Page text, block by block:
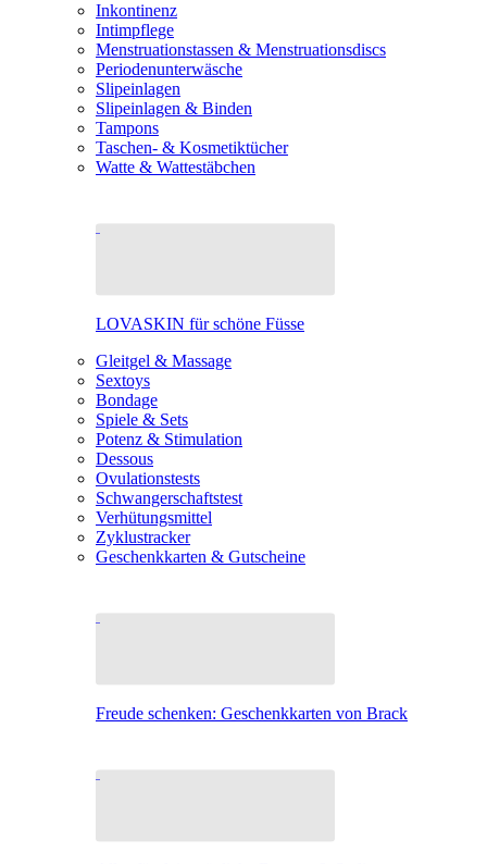
Inkontinenz
Intimpflege
Menstruationstassen & Menstruationsdiscs
Periodenunterwäsche
Slipeinlagen
Slipeinlagen & Binden
Tampons
Taschen- & Kosmetiktücher
Watte & Wattestäbchen
LOVASKIN für schöne Füsse
Gleitgel & Massage
Sextoys
Bondage
Spiele & Sets
Potenz & Stimulation
Dessous
Ovulationstests
Schwangerschaftstest
Verhütungsmittel
Zyklustracker
Geschenkkarten & Gutscheine
Freude schenken: Geschenkkarten von Brack